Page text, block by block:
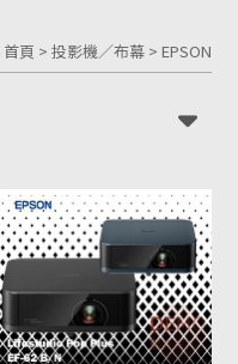
首頁 > 投影機／布幕> EPSON